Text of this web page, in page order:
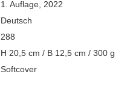
1. Auflage, 2022
Deutsch
288
H 20,5 cm / B 12,5 cm / 300 g
Softcover